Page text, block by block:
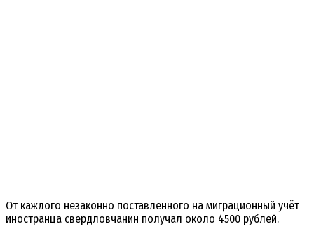
От каждого незаконно поставленного на миграционный учёт
иностранца свердловчанин получал около 4500 рублей.